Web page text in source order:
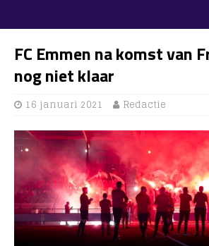
FC Emmen na komst van
nog niet klaar
16 januari 2021 Redactie